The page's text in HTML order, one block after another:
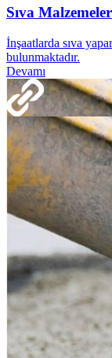
Sıva
İnşaatlarda sıva
bulunmaktadır.
Devamı